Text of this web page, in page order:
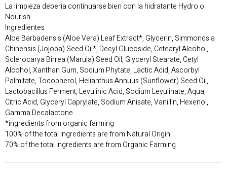
La limpieza debería continuarse bien con la hidratante Hydro o
Nourish.
Ingredientes
Aloe Barbadensis (Aloe Vera) Leaf Extract*, Glycerin, Simmondsia
Chinensis (Jojoba) Seed Oil*, Decyl Glucoside, Cetearyl Alcohol,
Sclerocarya Birrea (Marula) Seed Oil, Glyceryl Stearate, Cetyl
Alcohol, Xanthan Gum, Sodium Phytate, Lactic Acid, Ascorbyl
Palmitate, Tocopherol, Helianthus Annuus (Sunflower) Seed Oil,
Lactobacillus Ferment, Levulinic Acid, Sodium Levulinate, Aqua,
Citric Acid, Glyceryl Caprylate, Sodium Anisate, Vanillin, Hexenol,
Gamma Decalactone
*ingredients from organic farming
100% of the total ingredients are from Natural Origin
70% of the total ingredients are from Organic Farming